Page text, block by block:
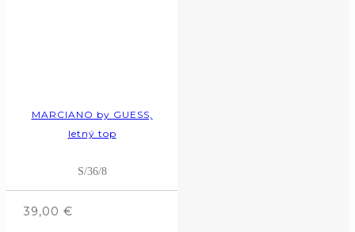
MARCIANO by GUESS,
letný top
S/36/8
39,00 €